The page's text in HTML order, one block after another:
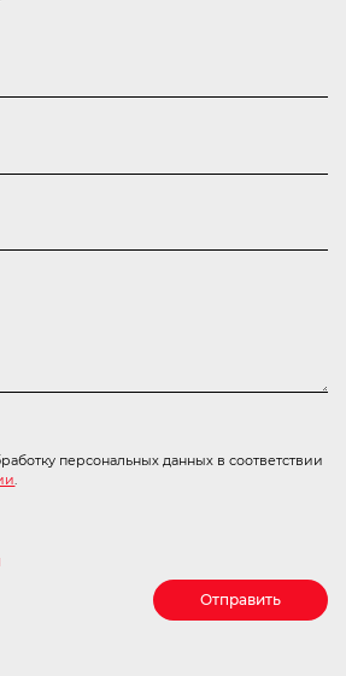
персональных данных в соответствии
.
Отправить